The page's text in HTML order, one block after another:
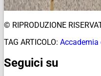
© RIPRODUZIONE
TAG ARTICOLO: Accademia
Seguici su